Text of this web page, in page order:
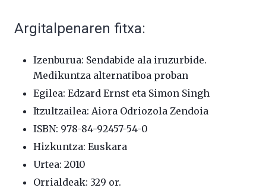
Argitalpenaren fitxa:
Izenburua: Sendabide ala iruzurbide.
Medikuntza alternatiboa proban
Egilea: Edzard Ernst eta Simon Singh
Itzultzailea: Aiora Odriozola Zendoia
ISBN: 978-84-92457-54-0
Hizkuntza: Euskara
Urtea: 2010
Orrialdeak: 329 or.